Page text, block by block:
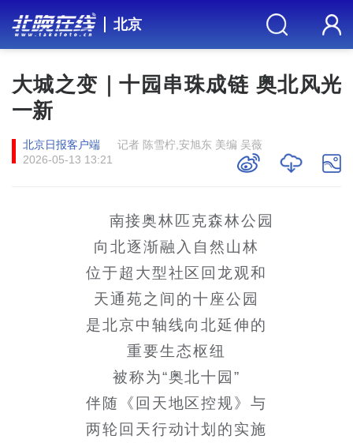
北京
大城之变｜十园串珠成链 奥北风光
一新
北京日报客户端
记者 陈雪柠,安旭东 美编 吴薇
2026-05-13 13:21
南接奥林匹克森林公园
向北逐渐融入自然山林
位于超大型社区回龙观和
天通苑之间的十座公园
是北京中轴线向北延伸的
重要生态枢纽
被称为“奥北十园”
伴随《回天地区控规》与
两轮回天行动计划的实施